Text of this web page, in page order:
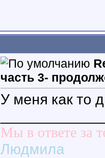
часть 3-
У меня как то
Мы в ответе за
Людмила